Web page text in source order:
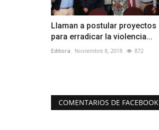
Llaman a postular proyectos
para erradicar la violencia...
Editora Noviembre 8, 2018 872
COMENTARIOS DE FACEBOOK